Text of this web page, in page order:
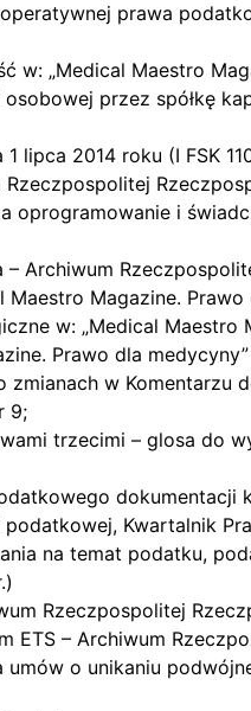
prawa
„Medical Maestro
przez spółkę
lipca 2014 roku (I FSK
i
Archiwum
Magazine.
w: „Medical Maestro
Prawo dla
w Komentarzu
9;
trzecimi – glosa do
Kwartalnik
na temat podatku,
Rzeczpospolitej
ETS – Archiwum
o unikaniu